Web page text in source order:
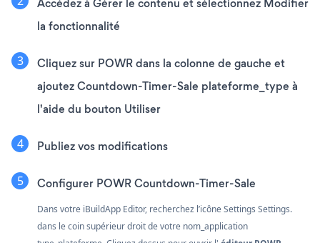
Accédez à Gérer le contenu et sélectionnez Modifier
la fonctionnalité
Cliquez sur POWR dans la colonne de gauche et
ajoutez Countdown-Timer-Sale plateforme_type à
l'aide du bouton Utiliser
Publiez vos modifications
Configurer POWR Countdown-Timer-Sale
Dans votre iBuildApp Editor, recherchez l’icône Settings Settings.
dans le coin supérieur droit de votre nom_application